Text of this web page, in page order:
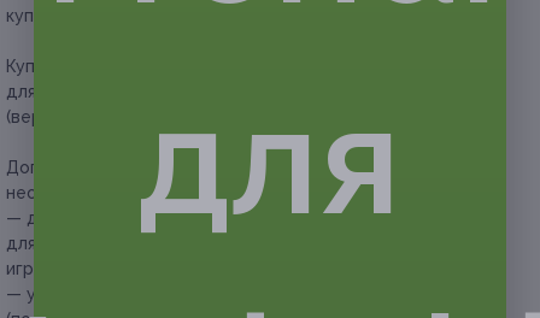
купонов для себя или в подарок.
Купон действует на участие в реалити-квесте «Астрал»
для команды от 2 до 4 человек в будние и выходные дни
(версия без актеров).
Дополнительные услуги, которые можно приобрести при
необходимости:
— доплата за последующих участников (купон действует
для команды от 2 до 4 человек) — 500 руб. за каждого
игрока;
— участие актера — 600 руб. за 1 актера
для